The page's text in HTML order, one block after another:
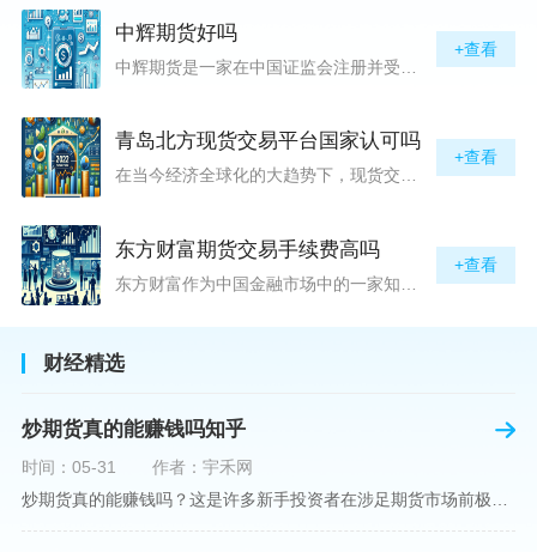
中辉期货好吗
中辉期货是一家在中国证监会注册并受其监管的期货公司。以其强大的资本实力、稳健的经营策略和严格的风险控制体系，赢得了业界的广泛认可和客户的信任。从公司成立时间、注册资本、经营范围以及历年的经营成绩来看，中辉期货展现出的行业地位和实力，为投资者提供了一定程度的信心保障。中辉期货提供包括期货交易、期货投资咨询、资产管理等在内的全方位服务。公司拥有一支经验丰富、专业素质高的团队，他们对市场动态有着敏锐的洞察力，能够为客户提供准确的市场分析和投资策略建议，帮助客户在复杂多变的市场中稳健
+查看
青岛北方现货交易平台国家认可吗
在当今经济全球化的大趋势下，现货交易市场作为资本流动的重要平台，正吸引着世界各地的目光。中国，作为全球第二大经济体，其金融市场的发展和监管逐渐受到各界的重视。在众多现货交易平台中，青岛北方现货交易平台（下简称“北方平台”）究竟是否得到了国家的认可和监管，是许多投资者和市场参与者关心的问题。本文旨在深入探讨北方平台的性质、运营情况及其是否获得国家认可等方面的信息。北方平台成立于某年，位于中国山东省青岛市，旨在为企业和个人提供一套完善的物质现货交易服务。平台运用现代信息技术，建立
+查看
东方财富期货交易手续费高吗
+查看
财经精选
炒期货真的能赚钱吗知乎
时间：05-31
作者：宇禾网
炒期货真的能赚钱吗？这是许多新手投资者在涉足期货市场前极力寻求答案的问题。期货作为一种金融衍生品，它不仅具有高杠杆的特性，同时也伴随着高风险。在知乎这样一个汇聚各领域专业人士分享知识和经验的平台上，我们可以找到关于炒期货赚钱问题的多角度解读。本文将深入探讨炒期货能否赚钱的问题，并结合知乎上的真实案例分析和专业观点，帮助读者形成自己的看法。在讨论是否能通过炒期货赚钱之前，我们首先需要理解期货市场的基本机制。期货，是一种标准化的、具有法律约束力的合约，涉及在未来某个特定时间以特定